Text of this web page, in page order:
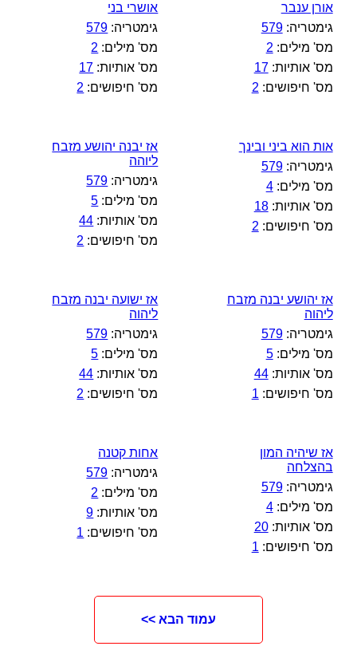
אורן ענבר
גימטריה:579
מס' מילים: 2
מס' אותיות:17
מס' חיפושים: 2
אושרי בני
גימטריה: 579
מס' מילים: 2
מס' אותיות: 17
מס' חיפושים: 2
אות הוא ביני ובינך
גימטריה:579
מס' מילים:4
מס' אותיות:18
מס' חיפושים: 2
אז יבנה יהושע מזבח
ליוהה
גימטריה: 579
מס' מילים: 5
מס' אותיות: 44
מס' חיפושים: 2
אז יהושע יבנה מזבח
ליהוה
גימטריה:579
מס' מילים:5
מס' אותיות:44
מס' חיפושים: 1
אז ישועה יבנה מזבח
ליהוה
גימטריה: 579
מס' מילים: 5
מס' אותיות: 44
מס' חיפושים: 2
אז שיהיה המון
בהצלחה
גימטריה:579
מס' מילים:4
מס' אותיות:20
מס' חיפושים: 1
אחות קטנה
גימטריה: 579
מס' מילים: 2
מס' אותיות: 9
מס' חיפושים: 1
עמוד הבא >>